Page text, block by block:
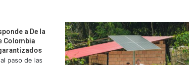
a De la
Colombia
paso de las